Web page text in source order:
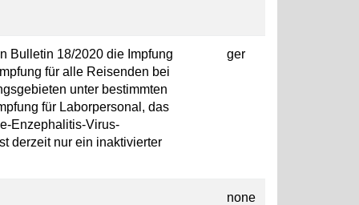
Bulletin 18/2020 die Impfung
für alle Reisenden bei
unter bestimmten
für Laborpersonal, das
Enzephalitis-Virus-
derzeit nur ein inaktivierter
ger
none